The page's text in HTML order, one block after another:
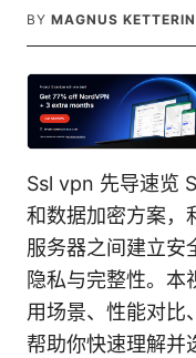
BY MAGNUS
Ssl vpn 先导速览
和数据加密方案，
服务器之间建立安
隐私与完整性。本
用场景、性能对比
帮助你快速理解并